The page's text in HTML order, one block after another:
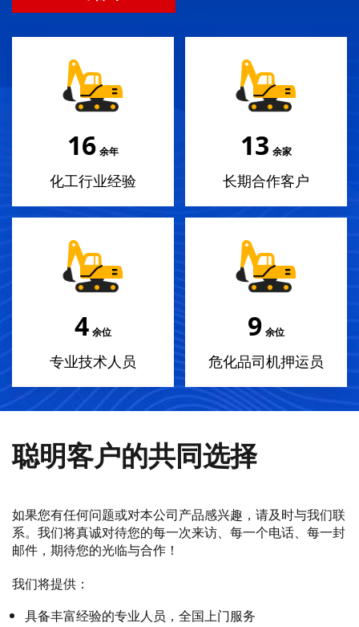
18 余年
化工行业经验
14 余家
长期合作客户
4 余位
专业技术人员
10 余位
危化品司机押运员
聪明客户的共同选择
如果您有任何问题或对本公司产品感兴趣，请及时与我们联
系。我们将真诚对待您的每一次来访、每一个电话、每一封
邮件，期待您的光临与合作！
我们将提供：
具备丰富经验的专业人员，全国上门服务